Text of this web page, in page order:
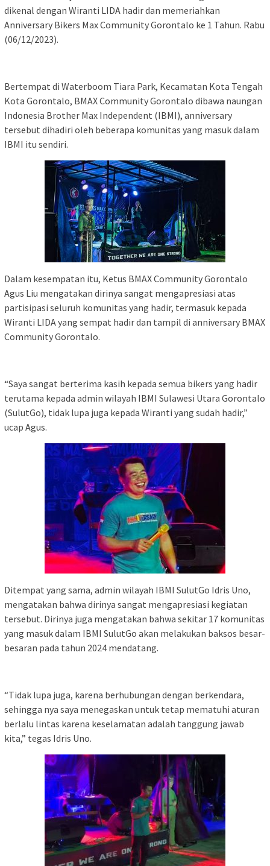
dikenal dengan Wiranti LIDA hadir dan memeriahkan
Anniversary Bikers Max Community Gorontalo ke 1 Tahun. Rabu
(06/12/2023).
Bertempat di Waterboom Tiara Park, Kecamatan Kota Tengah
Kota Gorontalo, BMAX Community Gorontalo dibawa naungan
Indonesia Brother Max Independent (IBMI), anniversary
tersebut dihadiri oleh beberapa komunitas yang masuk dalam
IBMI itu sendiri.
Dalam kesempatan itu, Ketus BMAX Community Gorontalo
Agus Liu mengatakan dirinya sangat mengapresiasi atas
partisipasi seluruh komunitas yang hadir, termasuk kepada
Wiranti LIDA yang sempat hadir dan tampil di anniversary BMAX
Community Gorontalo.
“Saya sangat berterima kasih kepada semua bikers yang hadir
terutama kepada admin wilayah IBMI Sulawesi Utara Gorontalo
(SulutGo), tidak lupa juga kepada Wiranti yang sudah hadir,”
ucap Agus.
Ditempat yang sama, admin wilayah IBMI SulutGo Idris Uno,
mengatakan bahwa dirinya sangat mengapresiasi kegiatan
tersebut. Dirinya juga mengatakan bahwa sekitar 17 komunitas
yang masuk dalam IBMI SulutGo akan melakukan baksos besar-
besaran pada tahun 2024 mendatang.
“Tidak lupa juga, karena berhubungan dengan berkendara,
sehingga nya saya menegaskan untuk tetap mematuhi aturan
berlalu lintas karena keselamatan adalah tanggung jawab
kita,” tegas Idris Uno.